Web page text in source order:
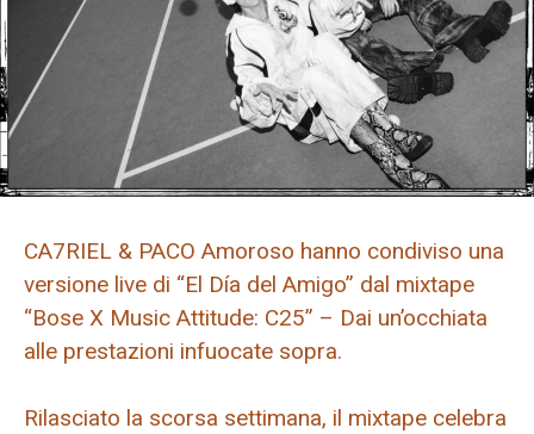
CA7RIEL & PACO Amoroso hanno condiviso una
versione live di “El Día del Amigo” dal mixtape
“Bose X Music Attitude: C25” – Dai un’occhiata
alle prestazioni infuocate sopra.
Rilasciato la scorsa settimana, il mixtape celebra